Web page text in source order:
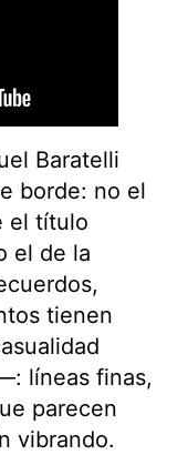
Baratelli
borde: no el
el título
el de la
tienen
líneas finas,
parecen
vibrando.